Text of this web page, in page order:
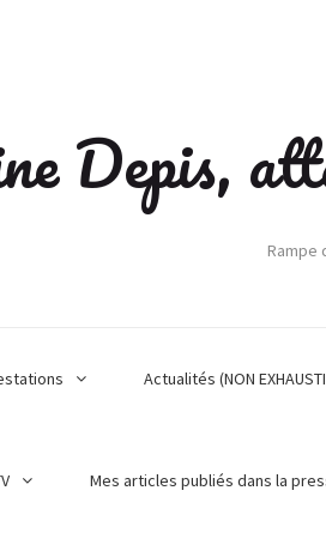
Depis,
Rampe
Actualités (NON
Mes articles publiés dans la